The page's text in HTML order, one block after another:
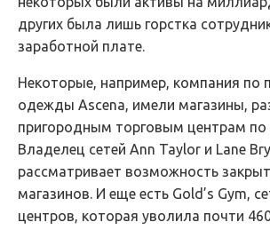
других была лишь горстка
заработной плате.
Некоторые, например, компания по
одежды Ascena, имели магазины,
пригородным торговым центрам по
Владелец сетей Ann Taylor и Lane
рассматривает возможность
магазинов. И еще есть Gold’s Gym,
центров, которая уволила почти